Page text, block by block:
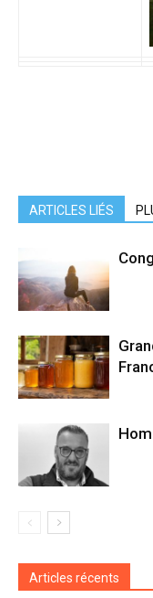
ARTICLES LIÉS
Articles récents